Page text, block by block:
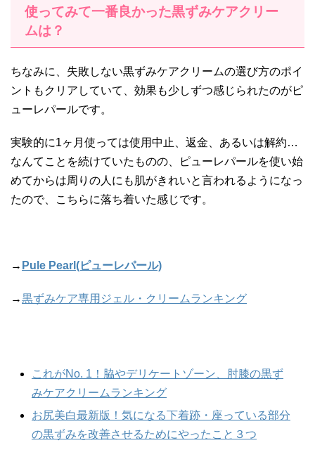
使ってみて一番良かった黒ずみケアクリー
ムは？
ちなみに、失敗しない黒ずみケアクリームの選び方のポイ
ントもクリアしていて、効果も少しずつ感じられたのがピ
ューレパールです。
実験的に1ヶ月使っては使用中止、返金、あるいは解約…
なんてことを続けていたものの、ピューレパールを使い始
めてからは周りの人にも肌がきれいと言われるようになっ
たので、こちらに落ち着いた感じです。
→ Pule Pearl(ピューレパール)
→黒ずみケア専用ジェル・クリームランキング
これがNo. 1！脇やデリケートゾーン、肘膝の黒ず
みケアクリームランキング
お尻美白最新版！気になる下着跡・座っている部分
の黒ずみを改善させるためにやったこと３つ